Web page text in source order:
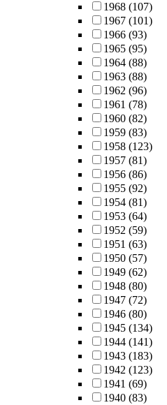
1968 (107)
1967 (101)
1966 (93)
1965 (95)
1964 (88)
1963 (88)
1962 (96)
1961 (78)
1960 (82)
1959 (83)
1958 (123)
1957 (81)
1956 (86)
1955 (92)
1954 (81)
1953 (64)
1952 (59)
1951 (63)
1950 (57)
1949 (62)
1948 (80)
1947 (72)
1946 (80)
1945 (134)
1944 (141)
1943 (183)
1942 (123)
1941 (69)
1940 (83)